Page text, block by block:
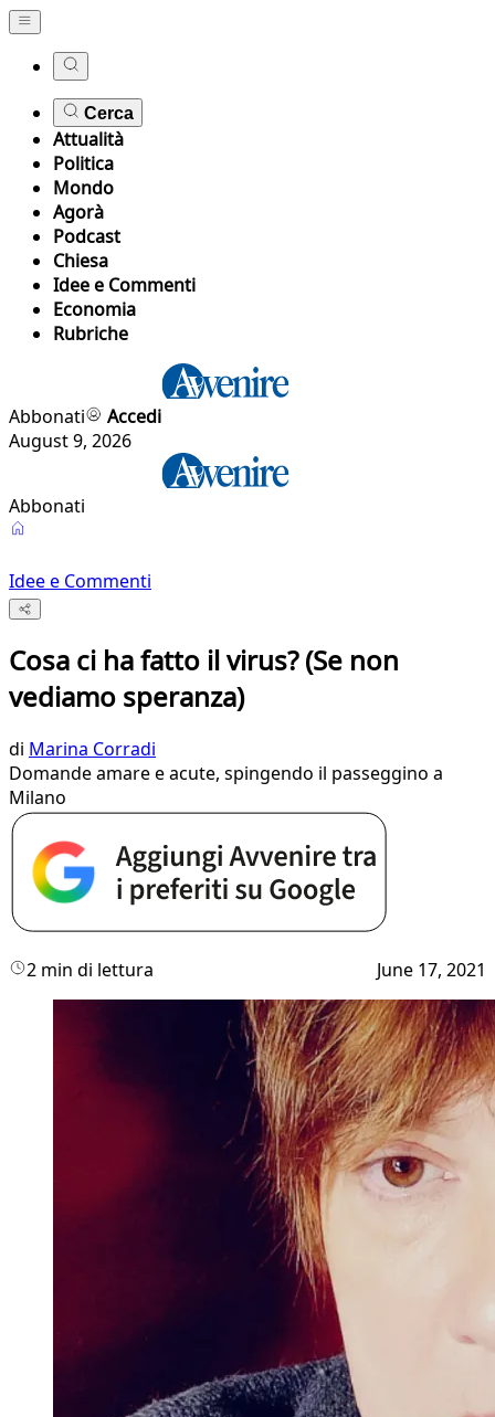
Cerca
Attualità
Politica
Mondo
Agorà
Podcast
Chiesa
Idee e Commenti
Economia
Rubriche
Abbonati
Accedi
August 9, 2026
Abbonati
Idee e Commenti
Cosa ci ha fatto il virus? (Se non
vediamo speranza)
di Marina Corradi
Domande amare e acute, spingendo il passeggino a
Milano
2 min di lettura June 17, 2021